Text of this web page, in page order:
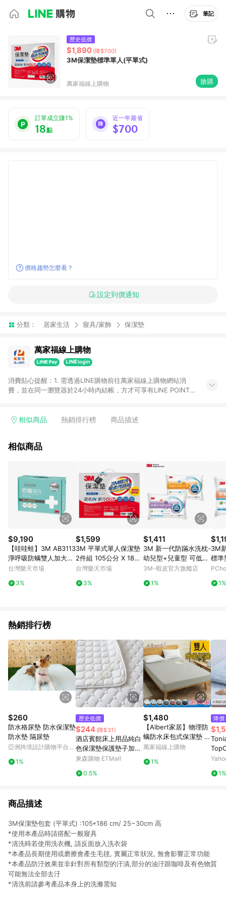
筆記
歷史低價
$1,890 (降$700)
3M保潔墊標準單人(平單式)
萬家福線上購物 搶購
訂單成立賺1%
18點
近一年最省
$700
價格趨勢怎麼看？
設定到價通知
分類： 居家生活 寢具/家飾 保潔墊
萬家福線上購物
消費貼心提醒：1. 需透過LINE購物前往萬家福線上購物網站消
費，並在同一瀏覽器於24小時內結帳，方才可享有LINE POINTS
4. 不具回饋資格種類商品：電子禮券。 5. 回饋點數計算將排除訂
錄，相關問題請於保留時間內聯絡客服中心，並由康達盛通生活
提供簡單、快速、輕鬆的購物流程及體驗，將不定期推出精選、
話題性或期間限定商品來滿足您的喜好。
相似商品 熱銷排行榜 商品描述
相似商品
$9,190
【哇哇蛙】3M AB3113
淨呼吸防螨雙人加大四
件組 雙人加大 枕套 床
套 棉被套 3M 寢具
台灣樂天市場
3%
$1,599
3M 平單式單人保潔墊
2件組 105公分 X 186
公分 X 32公分
台灣樂天市場
3%
$1,411
3M 新一代防蹣水洗枕-
幼兒型+兒童型 可低溫
烘乾(附純棉枕套)
3M-蝦皮官方旗艦店
1%
3M
標準
1%
熱銷排行榜
$260
防水格尿墊 防水保潔墊
防水墊 隔尿墊
亞洲跨境設計購物平台
1%
歷史低價
$244 (降$31)
酒店賓館床上用品純白
色保潔墊保護墊子加厚
床護墊席夢思褥子折疊
東森購物 ETMall
0.5%
$1,480
【Albert家居】物理防
螨防水床包式保潔墊 雙
人5尺(內束加高型38c
萬家福線上購物
1%
降價
感
1%
商品描述
3M保潔墊包套 (平單式) :105*186 cm/ 25~30cm 高
*使用本產品時請搭配一般寢具
*清洗時若使用洗衣機, 請反面放入洗衣袋
*本產品長期使用或磨擦會產生毛毬, 實屬正常狀況, 無會影響正常功能
*本產品防汙效果並非針對所有類型的汙漬,部分的油汙跟咖啡及有色物質
可能無法全部去汙
*清洗前請參考產品本身上的洗滌需知